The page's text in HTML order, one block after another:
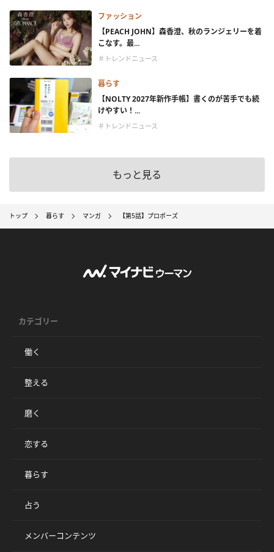
ファッション
【PEACH JOHN】森香澄、秋のランジェリーを着
こなす。最...
＃トレンドニュース
暮らす
【NOLTY 2027年新作手帳】書くのが苦手でも続
けやすい！...
＃トレンドニュース
もっと見る
トップ 暮らす マンガ 【第5話】プロポーズ
カテゴリー
働く
整える
磨く
恋する
暮らす
占う
メンバーコンテンツ